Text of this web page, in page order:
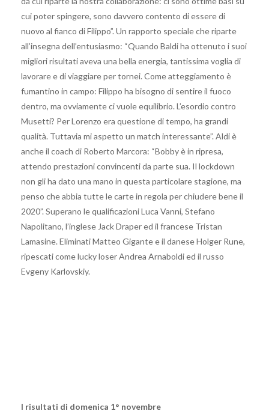
cui poter spingere, sono davvero contento di essere di
nuovo al fianco di Filippo”. Un rapporto speciale che riparte
all’insegna dell’entusiasmo: “Quando Baldi ha ottenuto i suoi
migliori risultati aveva una bella energia, tantissima voglia di
lavorare e di viaggiare per tornei. Come atteggiamento è
fumantino in campo: Filippo ha bisogno di sentire il fuoco
dentro, ma ovviamente ci vuole equilibrio. L’esordio contro
Musetti? Per Lorenzo era questione di tempo, ha grandi
qualità. Tuttavia mi aspetto un match interessante”. Aldi è
anche il coach di Roberto Marcora: “Bobby è in ripresa,
attendo prestazioni convincenti da parte sua. Il lockdown
non gli ha dato una mano in questa particolare stagione, ma
penso che abbia tutte le carte in regola per chiudere bene il
2020”. Superano le qualificazioni Luca Vanni, Stefano
Napolitano, l’inglese Jack Draper ed il francese Tristan
Lamasine. Eliminati Matteo Gigante e il danese Holger Rune,
ripescati come lucky loser Andrea Arnaboldi ed il russo
Evgeny Karlovskiy.
I risultati di domenica 1° novembre